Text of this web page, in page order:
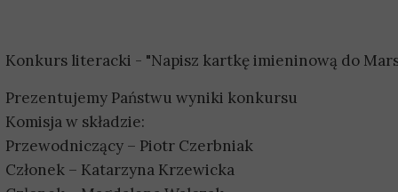
Konkurs literacki - "Napisz kartkę imieninową do
Prezentujemy Państwu wyniki konkursu
Komisja w składzie:
Przewodniczący – Piotr Czerbniak
Członek – Katarzyna Krzewicka